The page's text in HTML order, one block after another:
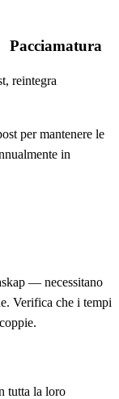
Pacciamatura
reintegra
per mantenere le
in
— necessitano
Verifica che i tempi
tutta la loro